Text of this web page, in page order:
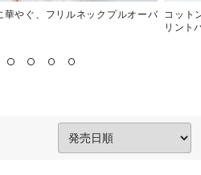
華やぐ、フリルネックプルオーバ
コット
リント